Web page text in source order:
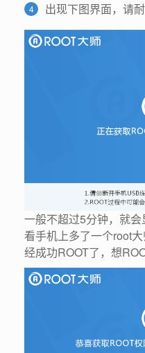
4 出现下图界面，请
一般不超过5分钟，就会
看手机上多了一个root
经成功ROOT了，想